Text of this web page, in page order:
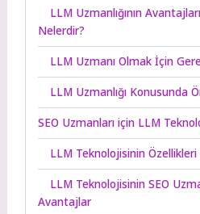
LLM Uzmanlığının
Nelerdir?
LLM Uzmanı Olmak İçin
LLM Uzmanlığı Konusunda
SEO Uzmanları için LLM
LLM Teknolojisinin Özellikleri
LLM Teknolojisinin SEO
Avantajlar